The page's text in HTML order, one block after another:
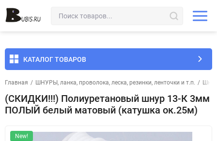
КАТАЛОГ ТОВАРОВ
Главная / ШНУРЫ, ланка, проволока, леска, резинки, ленточки и т.п. /
(СКИДКИ!!!) Полиуретановый шнур 13-К 3мм
ПОЛЫЙ белый матовый (катушка ок.25м)
New!